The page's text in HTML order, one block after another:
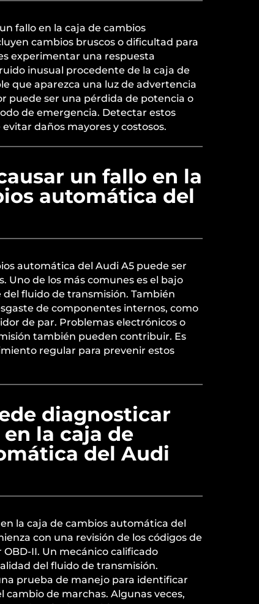
fallo en la caja de cambios
cambios bruscos o dificultad para
experimentar una respuesta
inusual procedente de la caja de
que aparezca una luz de advertencia
puede ser una pérdida de potencia o
de emergencia. Detectar estos
daños mayores y costosos.
un fallo en la
automática del
automática del Audi A5 puede ser
Uno de los más comunes es el bajo
fluido de transmisión. También
de componentes internos, como
de par. Problemas electrónicos o
también pueden contribuir. Es
regular para prevenir estos
diagnosticar
la caja de
del Audi
la caja de cambios automática del
con una revisión de los códigos de
II. Un mecánico calificado
del fluido de transmisión.
prueba de manejo para identificar
cambio de marchas. Algunas veces,